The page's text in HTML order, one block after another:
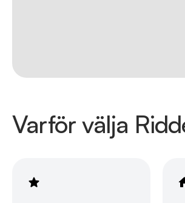
Varför välja